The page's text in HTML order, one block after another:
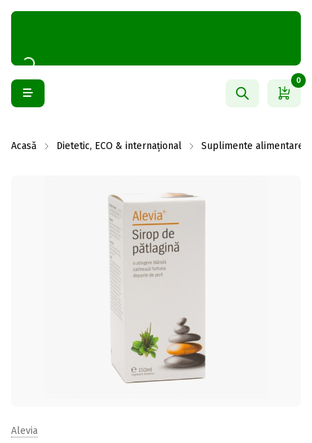
0
Acasă Dietetic, ECO & internațional Suplimente alimentare
Alevia